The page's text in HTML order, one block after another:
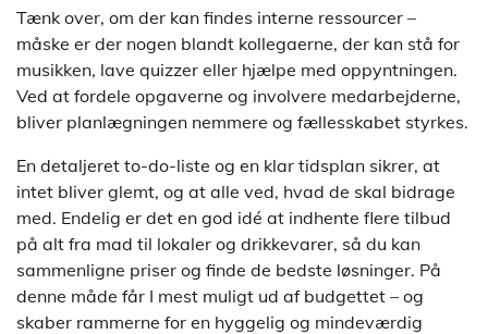
Tænk over, om der kan findes interne ressourcer –
måske er der nogen blandt kollegaerne, der kan stå for
musikken, lave quizzer eller hjælpe med oppyntningen.
Ved at fordele opgaverne og involvere medarbejderne,
bliver planlægningen nemmere og fællesskabet styrkes.
En detaljeret to-do-liste og en klar tidsplan sikrer, at
intet bliver glemt, og at alle ved, hvad de skal bidrage
med. Endelig er det en god idé at indhente flere tilbud
på alt fra mad til lokaler og drikkevarer, så du kan
sammenligne priser og finde de bedste løsninger. På
denne måde får I mest muligt ud af budgettet – og
skaber rammerne for en hyggelig og mindeværdig